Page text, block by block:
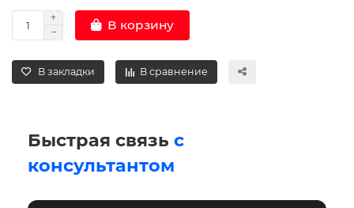
В корзину
В закладки В сравнение
Быстрая связь с
консультантом